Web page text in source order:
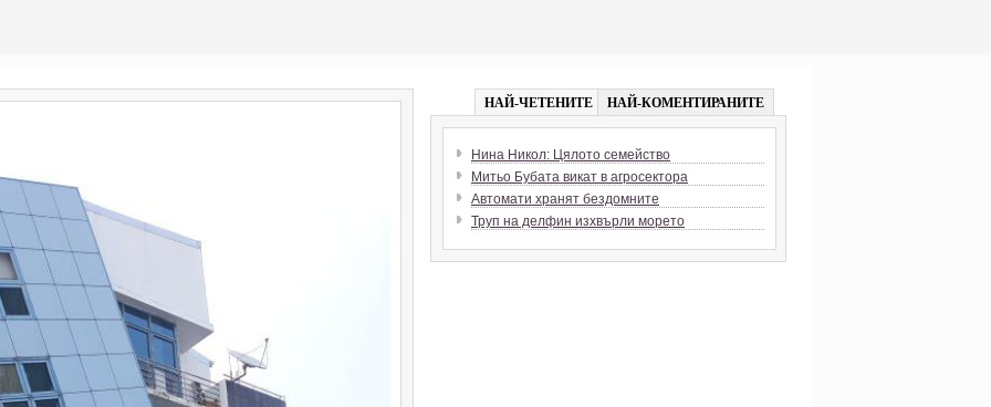
НАЙ-ЧЕТЕНИТЕ НАЙ-КОМЕНТИРАНИТЕ
Нина Никол: Цялото семейство
Митьо Бубата викат в агросектора
Автомати хранят бездомните
Труп на делфин изхвърли морето